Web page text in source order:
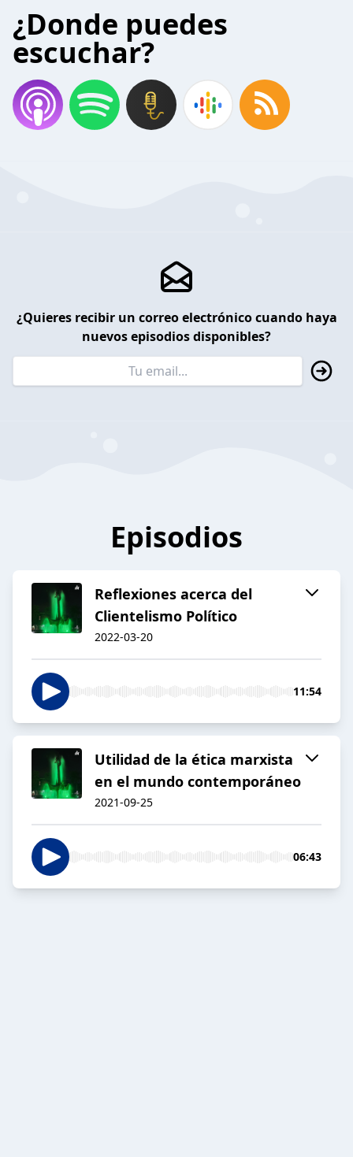
¿Donde puedes
escuchar?
¿Quieres recibir un correo electrónico cuando haya
nuevos episodios disponibles?
Episodios
Reflexiones acerca del
Clientelismo Político
2022-03-20
11:54
Utilidad de la ética marxista
en el mundo contemporáneo
2021-09-25
06:43